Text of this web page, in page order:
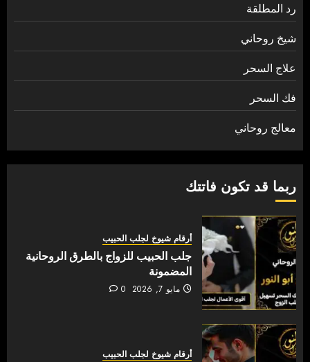
رد المطلقة
شيخ روحاني
علاج السحر
فك السحر
معالج روحاني
ربما قد تكون فاتتك
أرقام شيوخ لجلب الحبيب
جلب الحبيب للزواج بالطرق الروحانية
المضمونة
مايو 7, 2026 0
أرقام شيوخ لجلب الحبيب